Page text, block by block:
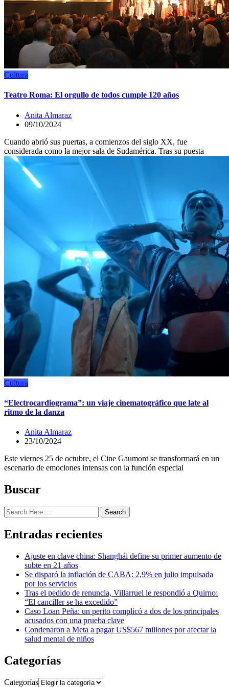
Cultura
Teatro Roma: El orgullo de todos cumple 120 años
Anita Almaraz
09/10/2024
Cuando abrió sus puertas, a comienzos del siglo XX, fue
considerada como la mejor sala de Sudamérica. Tras su puesta
Cultura
“Electrocardiograma”: un viaje cinematográfico que late al
ritmo de la danza
Anita Almaraz
23/10/2024
Este viernes 25 de octubre, el Cine Gaumont se transformará en un
escenario de emociones intensas con la función especial
Buscar
Search
Entradas recientes
Ajuste en clave china: Shanghái define su primer aumento de
subte en 21 años
Se disparó la inflación de CABA: 2,9% en julio impulsada
por los servicios
Tras el pedido de renuncia, Villarruel le respondió a Quirno:
“El canciller se ha excedido”
Caso Loan Peña: un perito complicó a dos de los principales
acusados con una prueba clave
Condenaron a Meta a pagar US$567 millones por afectar la
salud mental de niños
Categorías
Categorías